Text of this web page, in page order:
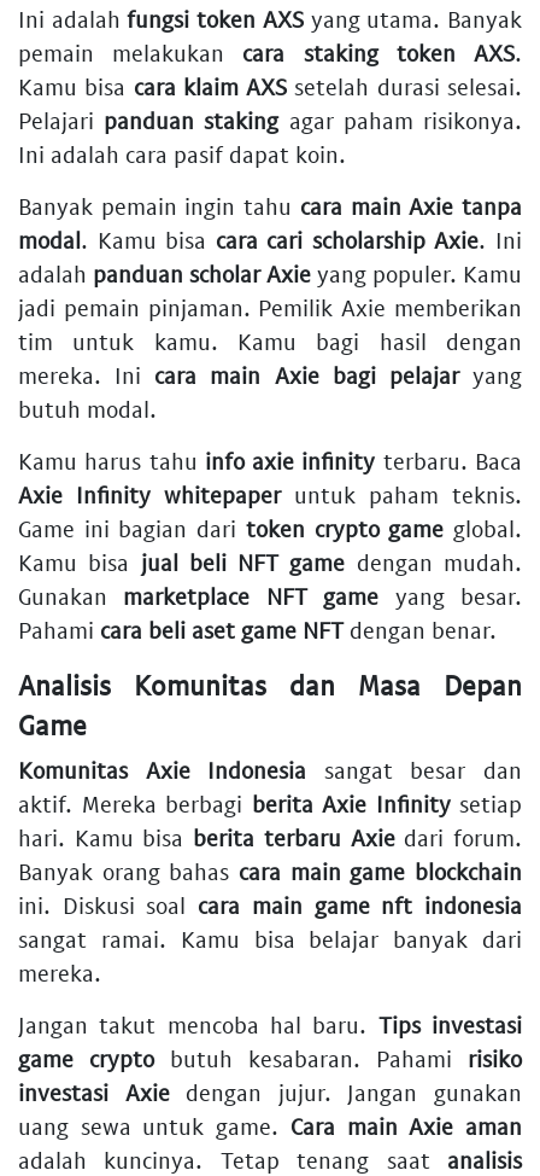
Ini adalahfungsi token AXSyang utama. Banyak
pemain melakukan cara staking token AXS.
Kamu bisa cara klaim AXS setelah durasi selesai.
Pelajari panduan stakingagar paham risikonya.
Ini adalah cara pasif dapat koin.
Banyak pemain ingin tahu cara main Axie tanpa
modal. Kamu bisa cara cari scholarship Axie. Ini
adalah panduan scholar Axie yang populer. Kamu
jadi pemain pinjaman. Pemilik Axie memberikan
tim untuk kamu. Kamu bagi hasil dengan
mereka. Ini cara main Axie bagi pelajaryang
butuh modal.
Kamu harus tahu info axie infinity terbaru. Baca
Axie Infinity whitepaperuntuk paham teknis.
Game ini bagian dari token crypto game global.
Kamu bisa jual beli NFT game dengan mudah.
Gunakan marketplace NFT game yang besar.
Pahami cara beli aset game NFTdengan benar.
Analisis Komunitas dan Masa Depan
Game
Komunitas Axie Indonesia sangat besar dan
aktif. Mereka berbagi berita Axie Infinitysetiap
hari. Kamu bisa berita terbaru Axiedari forum.
Banyak orang bahas cara main game blockchain
ini. Diskusi soal cara main game nft indonesia
sangat ramai. Kamu bisa belajar banyak dari
mereka.
Jangan takut mencoba hal baru. Tips investasi
game cryptobutuh kesabaran. Pahami risiko
investasi Axiedengan jujur. Jangan gunakan
uang sewa untuk game. Cara main Axie aman
adalah kuncinya. Tetap tenang saat analisis